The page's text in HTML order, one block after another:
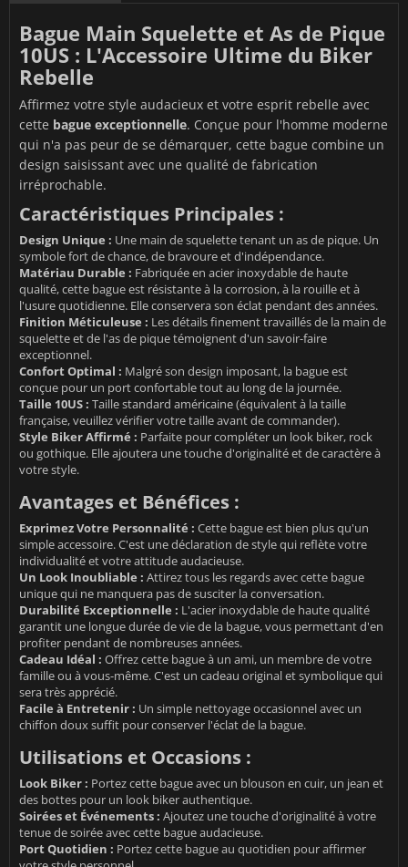
Bague Main Squelette et As de Pique
10US : L'Accessoire Ultime du Biker
Rebelle
Affirmez votre style audacieux et votre esprit rebelle avec
cette bague exceptionnelle. Conçue pour l'homme moderne
qui n'a pas peur de se démarquer, cette bague combine un
design saisissant avec une qualité de fabrication
irréprochable.
Caractéristiques Principales :
Design Unique : Une main de squelette tenant un as de pique. Un
symbole fort de chance, de bravoure et d'indépendance.
Matériau Durable : Fabriquée en acier inoxydable de haute
qualité, cette bague est résistante à la corrosion, à la rouille et à
l'usure quotidienne. Elle conservera son éclat pendant des années.
Finition Méticuleuse : Les détails finement travaillés de la main de
squelette et de l'as de pique témoignent d'un savoir-faire
exceptionnel.
Confort Optimal : Malgré son design imposant, la bague est
conçue pour un port confortable tout au long de la journée.
Taille 10US : Taille standard américaine (équivalent à la taille
française, veuillez vérifier votre taille avant de commander).
Style Biker Affirmé : Parfaite pour compléter un look biker, rock
ou gothique. Elle ajoutera une touche d'originalité et de caractère à
votre style.
Avantages et Bénéfices :
Exprimez Votre Personnalité : Cette bague est bien plus qu'un
simple accessoire. C'est une déclaration de style qui reflète votre
individualité et votre attitude audacieuse.
Un Look Inoubliable : Attirez tous les regards avec cette bague
unique qui ne manquera pas de susciter la conversation.
Durabilité Exceptionnelle : L'acier inoxydable de haute qualité
garantit une longue durée de vie de la bague, vous permettant d'en
profiter pendant de nombreuses années.
Cadeau Idéal : Offrez cette bague à un ami, un membre de votre
famille ou à vous-même. C'est un cadeau original et symbolique qui
sera très apprécié.
Facile à Entretenir : Un simple nettoyage occasionnel avec un
chiffon doux suffit pour conserver l'éclat de la bague.
Utilisations et Occasions :
Look Biker : Portez cette bague avec un blouson en cuir, un jean et
des bottes pour un look biker authentique.
Soirées et Événements : Ajoutez une touche d'originalité à votre
tenue de soirée avec cette bague audacieuse.
Port Quotidien : Portez cette bague au quotidien pour affirmer